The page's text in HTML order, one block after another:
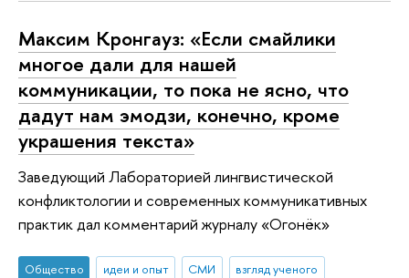
Максим Кронгауз: «Если смайлики
многое дали для нашей
коммуникации, то пока не ясно, что
дадут нам эмодзи, конечно, кроме
украшения текста»
Заведующий Лабораторией лингвистической
конфликтологии и современных коммуникативных
практик дал комментарий журналу «Огонёк»
Общество идеи и опыт СМИ
взгляд ученого